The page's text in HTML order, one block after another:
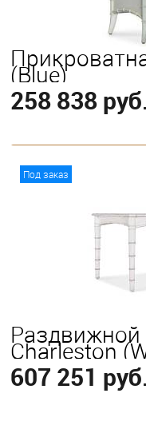
(Blue)
258 838
Под заказ
Раздвижной
Charleston
607 251